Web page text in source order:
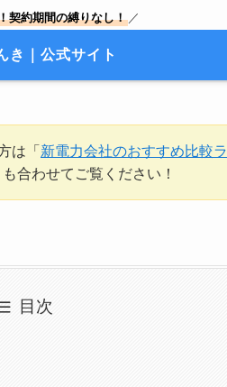
契約期間の縛りなし！ ／
き｜公式サイト
は「 新電力会社のおすすめ比較ラ
も合わせてご覧ください！
目次